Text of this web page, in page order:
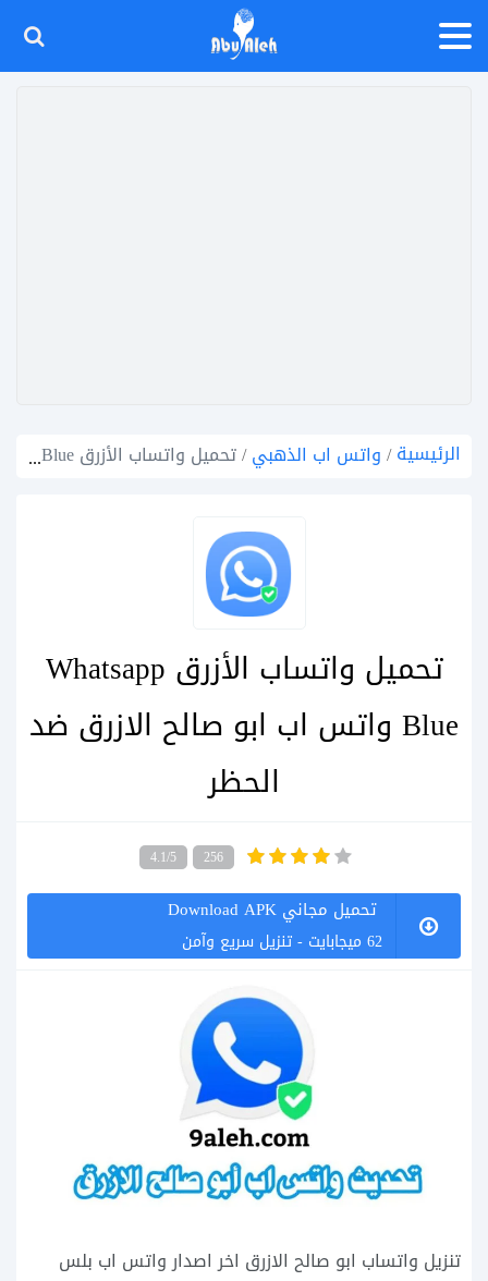
الرئيسية/واتس اب الذهبي/تحميل واتساب الأزرق Whatsapp Blue واتس اب ابو صالح الازرق ضد الحظر
تحميل واتساب الأزرق Whatsapp
Blue واتس اب ابو صالح الازرق ضد
الحظر
4.1/5 256
تحميل مجاني Download APK
62 ميجابايت - تنزيل سريع وآمن
تنزيل واتساب ابو صالح الازرق اخر اصدار واتس اب بلس